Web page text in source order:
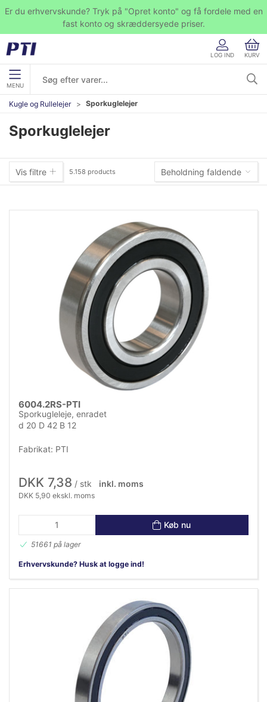
Er du erhvervskunde? Tryk på "Opret konto" og få fordele med en
fast konto og skræddersyede priser.
LOG IND KURV
MENU
Kugle og Rullelejer Sporkuglelejer
Sporkuglelejer
Vis filtre 5.158 products Beholdning faldende
Varenummer (A-Z)
Varenummer (Z-A)
Varenavn (A-Z)
Varenavn (Z-A)
6004.2RS-PTI
Sporkugleleje, enradet
d 20 D 42 B 12
Fabrikat: PTI
DKK 7,38 / stk inkl. moms
DKK 5,90 ekskl. moms
Køb nu
51661 på lager
Erhvervskunde? Husk at logge ind!